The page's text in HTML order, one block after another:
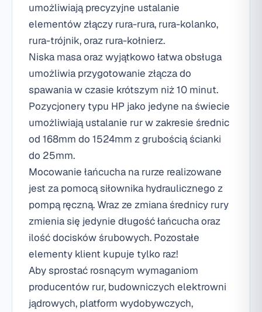
umożliwiają precyzyjne ustalanie
elementów złączy rura-rura, rura-kolanko,
rura-trójnik, oraz rura-kołnierz.
Niska masa oraz wyjątkowo łatwa obsługa
umożliwia przygotowanie złącza do
spawania w czasie krótszym niż 10 minut.
Pozycjonery typu HP jako jedyne na świecie
umożliwiają ustalanie rur w zakresie średnic
od 168mm do 1524mm z grubością ścianki
do 25mm.
Mocowanie łańcucha na rurze realizowane
jest za pomocą siłownika hydraulicznego z
pompą ręczną. Wraz ze zmiana średnicy rury
zmienia się jedynie długość łańcucha oraz
ilość docisków śrubowych. Pozostałe
elementy klient kupuje tylko raz!
Aby sprostać rosnącym wymaganiom
producentów rur, budowniczych elektrowni
jądrowych, platform wydobywczych,